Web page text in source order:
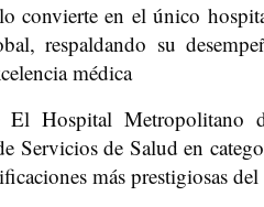
convierte en el único
respaldando su
médica
El Hospital Metropolitano
Servicios de Salud en
más prestigiosas